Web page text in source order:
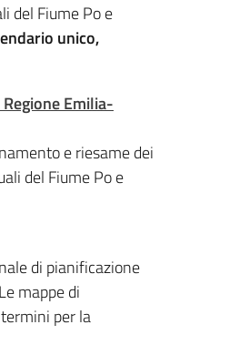
del Fiume Po e
unico,
Emilia-
e riesame dei
del Fiume Po e
di pianificazione
mappe di
per la